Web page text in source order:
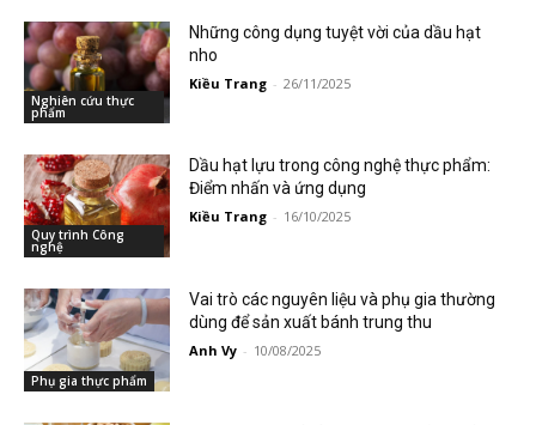
Nghiên cứu thực
phẩm
Những công dụng tuyệt vời của dầu hạt
nho
Kiều Trang - 26/11/2025
Quy trình Công
nghệ
Dầu hạt lựu trong công nghệ thực phẩm:
Điểm nhấn và ứng dụng
Kiều Trang - 16/10/2025
Phụ gia thực phẩm
Vai trò các nguyên liệu và phụ gia thường
dùng để sản xuất bánh trung thu
Anh Vy - 10/08/2025